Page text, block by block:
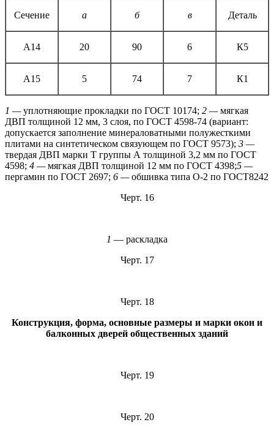
Сечение а б в Деталь
А14 20 90 6 К5
А15 5 74 7 К1
1 —уплотняющие прокладки по ГОСТ 10174; 2 —мягкая
ДВП толщиной 12 мм, 3 слоя, по ГОСТ 4598-74 (вариант:
допускается заполнение минераловатными полужесткими
плитами на синтетическом связующем по ГОСТ 9573); 3 —
твердая ДВП марки Т группы А толщиной 3,2 мм по ГОСТ
4598; 4 —мягкая ДВП толщиной 12 мм по ГОСТ 4398;5 —
пергамин по ГОСТ 2697; 6 —обшивка типа О-2 по ГОСТ8242
Черт. 16
1 — раскладка
Черт. 17
Черт. 18
Конструкция, форма, основные размеры и марки окон и
балконных дверей общественных зданий
Черт. 19
Черт. 20